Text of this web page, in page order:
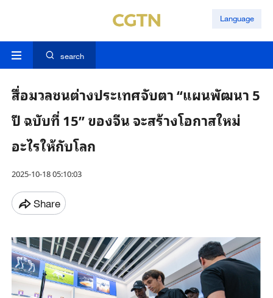
Language
search
สื่อมวลชนต่างประเทศจับตา “แผนพัฒนา 5
ปี ฉบับที่ 15” ของจีน จะสร้างโอกาสใหม่
อะไรให้กับโลก
2025-10-18 05:10:03
Share